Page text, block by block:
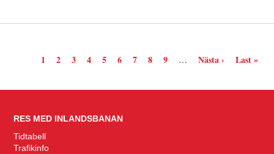
Nuvarande
sida
1 Page
2 Page
3 Page
4 Page
5 Page
6 Page
7 Page
8 Page
9 … Nästa
sida
Nästa › Sista
sidan
Last »
RES MED INLANDSBANAN
Tidtabell
Trafikinfo